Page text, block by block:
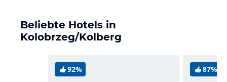
Beliebte Hotels in
Kolobrzeg/Kolberg
92% 87%